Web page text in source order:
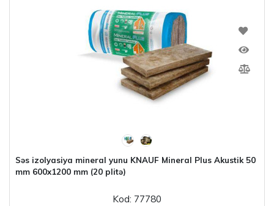
Səs izolyasiya mineral yunu KNAUF Mineral Plus Akustik 50
mm 600x1200 mm (20 plitə)
Kod: 77780